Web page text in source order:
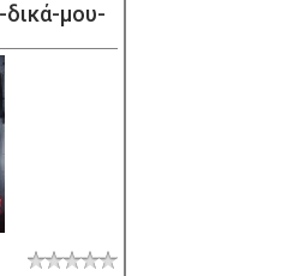
μου-